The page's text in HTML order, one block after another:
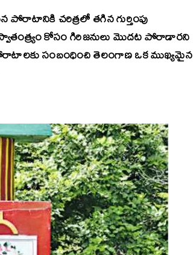
చరిత్రలో తగిన గుర్తింపు
స్వాతంత్య్రం కోసం గిరిజనులు మొదట పోరాడారని
సంబంధించి తెలంగాణ ఒక ముఖ్యమైన